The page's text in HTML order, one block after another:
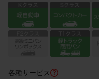
各種サービス